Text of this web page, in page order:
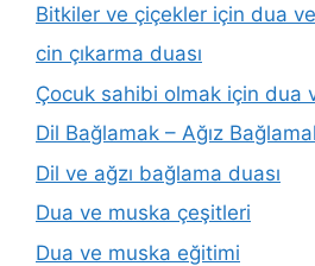
Bitkiler ve çiçekler için dua
cin çıkarma duası
Çocuk sahibi olmak için dua
Dil Bağlamak – Ağız
Dil ve ağzı bağlama duası
Dua ve muska çeşitleri
Dua ve muska eğitimi